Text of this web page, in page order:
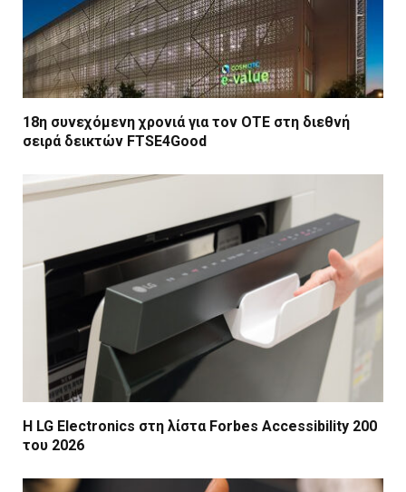
18η συνεχόμενη χρονιά για τον ΟΤΕ στη διεθνή
σειρά δεικτών FTSE4Good
Η LG Electronics στη λίστα Forbes Accessibility 200
του 2026